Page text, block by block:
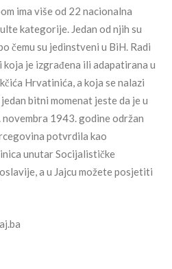
ima više od 22 nacionalna
kategorije. Jedan od njih su
čemu su jedinstveni u BiH. Radi
je izgrađena ili adapatirana u
Hrvatinića, a koja se nalazi
bitni momenat jeste da je u
1943. godine održan
potvrdila kao
unutar Socijalističke
a u Jajcu možete posjetiti